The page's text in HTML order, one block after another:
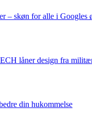
– skøn for alle i Googles
låner design fra
din hukommelse